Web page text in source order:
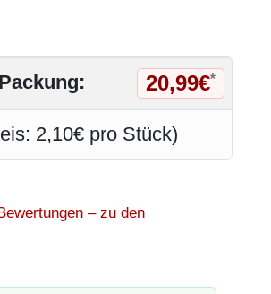
20,99€*
2,10€ pro Stück)
– zu den